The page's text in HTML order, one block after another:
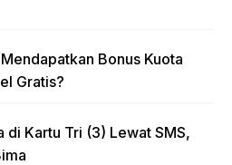
Bonus Kuota
Gratis?
di Kartu Tri (3) Lewat SMS,